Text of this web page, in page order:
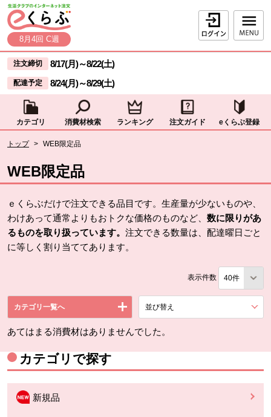
ページの先頭です。
本文へジャンプする。
8月4回 C週
ログイン
ここからサイト内共通メニューです。
サイト内共通メニューをスキップする
注文締切 8/17(月)～8/22(土)
配達予定 8/24(月)～8/29(土)
カテゴリ 消費材検索 ランキング 注文ガイド eくらぶ登録
トップ > WEB限定品
WEB限定品
ｅくらぶだけで注文できる品目です。生産量が少ないものや、
わけあって通常よりもおトクな価格のものなど、 数に限りがあ
るものを取り扱っています。 注文できる数量は、配達曜日ごと
に等しく割り当ててあります。
表示件数
カテゴリ一覧へ 並び替え
あてはまる消費材はありませんでした。
カテゴリで探す
新規品